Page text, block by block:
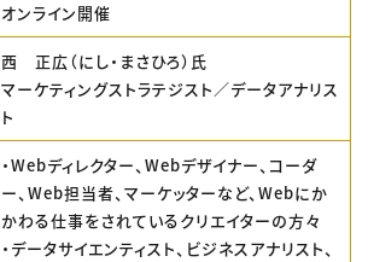
オンライン開催
西 正広（にし・まさひろ）氏
マーケティングストラテジスト／データアナリス
ト
・Webディレクター、Webデザイナー、コーダ
ー、Web担当者、マーケッターなど、Webにか
かわる仕事をされているクリエイターの方々
・データサイエンティスト、ビジネスアナリスト、